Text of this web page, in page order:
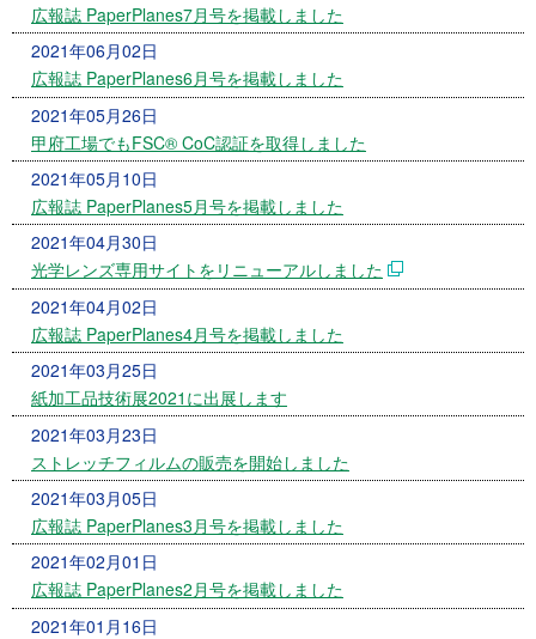
広報誌 PaperPlanes7月号を掲載しました
2021年06月02日
広報誌 PaperPlanes6月号を掲載しました
2021年05月26日
甲府工場でもFSC® CoC認証を取得しました
2021年05月10日
広報誌 PaperPlanes5月号を掲載しました
2021年04月30日
光学レンズ専用サイトをリニューアルしました
2021年04月02日
広報誌 PaperPlanes4月号を掲載しました
2021年03月25日
紙加工品技術展2021に出展します
2021年03月23日
ストレッチフィルムの販売を開始しました
2021年03月05日
広報誌 PaperPlanes3月号を掲載しました
2021年02月01日
広報誌 PaperPlanes2月号を掲載しました
2021年01月16日